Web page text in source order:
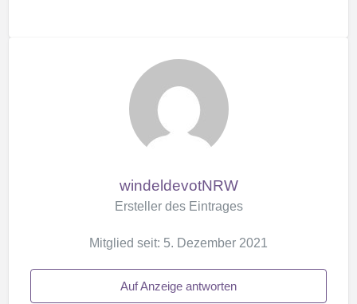
windeldevotNRW
Ersteller des Eintrages
Mitglied seit: 5. Dezember 2021
Auf Anzeige antworten